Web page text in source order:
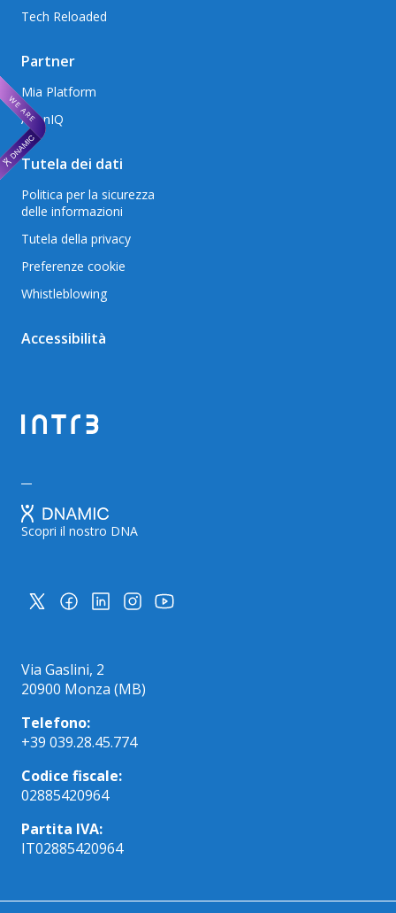
Tech Reloaded
Partner
Mia Platform
AxonIQ
Tutela dei dati
Politica per la sicurezza
delle informazioni
Tutela della privacy
Preferenze cookie
Whistleblowing
Accessibilità
Scopri il nostro DNA
Via Gaslini, 2
20900 Monza (MB)
Telefono:
+39 039.28.45.774
Codice fiscale:
02885420964
Partita IVA:
IT02885420964